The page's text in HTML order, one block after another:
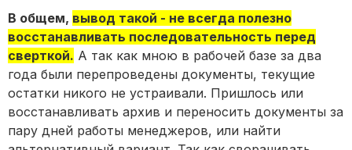
В общем, вывод такой - не всегда полезно
восстанавливать последовательность перед
сверткой. А так как мною в рабочей базе за два
года были перепроведены документы, текущие
остатки никого не устраивали. Пришлось или
восстанавливать архив и переносить документы за
пару дней работы менеджеров, или найти